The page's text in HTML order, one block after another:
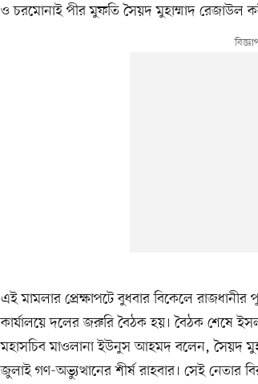
ও চরমোনাই পীর মুফতি সৈয়দ মুহাম্মাদ রেজাউল
এই মামলার প্রেক্ষাপটে বুধবার বিকেলে
কার্যালয়ে দলের জরুরি বৈঠক হয়। বৈঠক শেষে
মহাসচিব মাওলানা ইউনুস আহমদ বলেন, সৈয়দ
জুলাই গণ-অভ্যুত্থানের শীর্ষ রাহবার। সেই নেতার